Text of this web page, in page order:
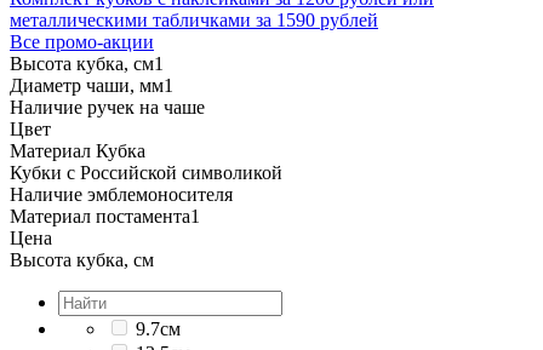
металлическими табличками за 1590 рублей
Все промо-акции
Высота кубка, см1
Диаметр чаши, мм1
Наличие ручек на чаше
Цвет
Материал Кубка
Кубки с Российской символикой
Наличие эмблемоносителя
Материал постамента1
Цена
Высота кубка, см
9.7см